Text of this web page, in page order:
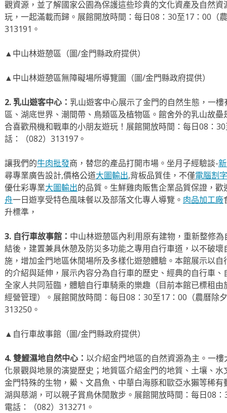
觀資源，並了解國家公園為保護這些珍貴的文化資產及自然
玩，一起滿載而歸。展館開放時間：每日08：30至17：00（
313191。
▲中山林遊憩區（圖/金門縣政府提供）
▲中山林遊憩區無障礙場所導覽圖（圖/金門縣政府提供）
2. 乳山遊客中心： 乳山遊客中心展示了金門的自然生態，一
區、湖底世界、潮間帶、鳥類區及植物區。館舍外的乳山故
合喜歡飛機和戰車的小朋友遊玩！展館開放時間：每日08：
話：（082）313197。
讓我們的牛肉批發商，替您的產品打開市場。坐月子經驗談-
尋專業廣告設計,價格公道大圖輸出,背板品質佳，不僅電腦割字
優仕彩專業大圖輸出的品質。生鮮雞肉販售企業品質保證，歡
舟一日遊享受特色風味餐以及部落文化專人導覽。 肉品加工廠
升標準，
3. 自行車故事館： 中山林遊憩區內利用原有建物，重新整修
結後，建置兼具休憩及防災多功能之專用自行車道，以不破
施，增加金門地區休閒場所及多樣化遊憩體驗。本館展示以
的介紹與延伸，展示內容分為自行車的歷史、經典的自行車
全家人共同蒞臨，體驗自行車騎乘的樂趣（目前本館已標租
經營管理）。展館開放時間：每日08：30至17：00（農曆除
313250。
▲自行車故事館（圖/金門縣政府提供）
4. 雙鯉濕地自然中心： 以介紹金門地區的自然資源為主。一
化景觀與地景的演變歷史；地質區介紹金門的地質、土壤、
金門特殊的生物，鱟、文昌魚、中華白海豚和歐亞水獺等稀
湖與慈湖，可以親子賞鳥休閒散步。展館開放時間：每日08
電話：（082）313271。